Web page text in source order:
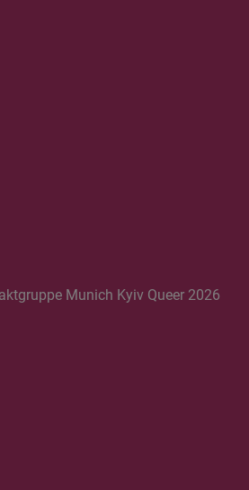
Munich Kyiv Queer 2026